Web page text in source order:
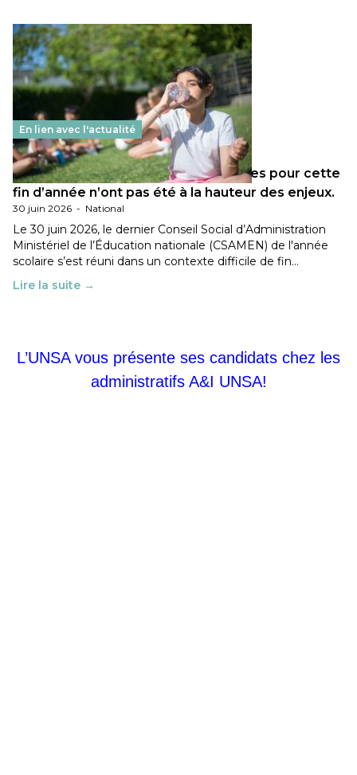
En lien avec l'actualité
Les décisions ministérielles attendues pour cette
fin d’année n’ont pas été à la hauteur des enjeux.
30 juin 2026 - National
Le 30 juin 2026, le dernier Conseil Social d’Administration
Ministériel de l’Éducation nationale (CSAMEN) de l'année
scolaire s’est réuni dans un contexte difficile de fin…
Lire la suite →
L’UNSA vous présente ses candidats chez les
administratifs A&I UNSA!